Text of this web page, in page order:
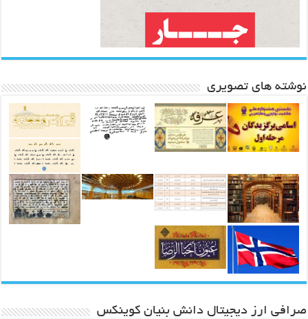
نوشته های تصویری
صرافی ارز دیجیتال دانش بنیان کوینکس